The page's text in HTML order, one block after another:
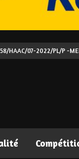
HAAC/07-2022/PL/P -